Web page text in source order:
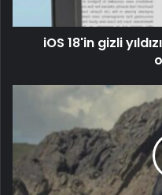
iOS 18'in gizli